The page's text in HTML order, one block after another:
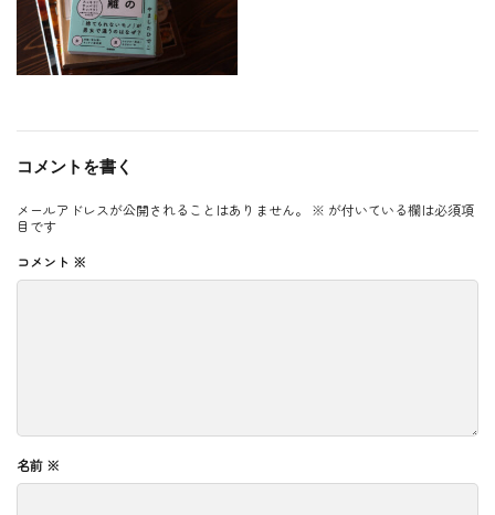
コメントを書く
メールアドレスが公開されることはありません。 ※ が付いている欄は必須項
目です
コメント ※
名前 ※